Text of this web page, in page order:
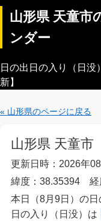
山形県 天童市
ンダー
日の出日の入り（日没
新】
« 山形県のページに戻る
山形県 天童市
更新日時：2026年
緯度：38.35394 経
本日（8月9日）の日
日の入り（日没）は